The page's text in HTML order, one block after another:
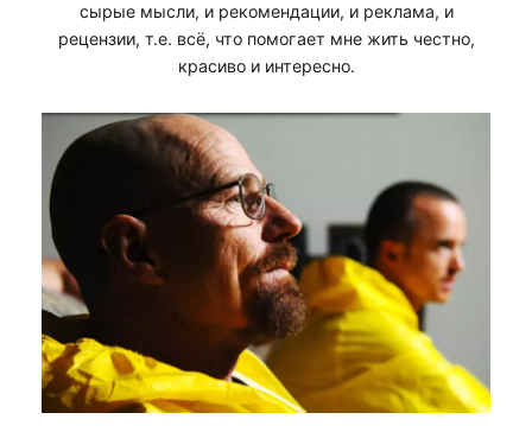
сырые мысли, и рекомендации, и реклама, и
рецензии, т.е. всё, что помогает мне жить честно,
красиво и интересно.